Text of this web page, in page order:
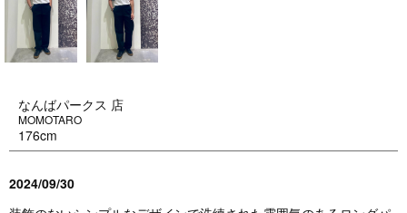
なんばパークス 店
MOMOTARO
176cm
2024/09/30